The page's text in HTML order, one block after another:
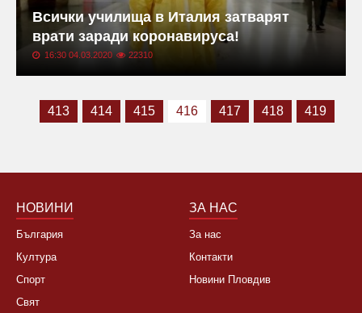
Всички училища в Италия затварят
врати заради коронавируса!
16:30 04.03.2020 22310
413 414 415 416 417 418 419
НОВИНИ
България
Култура
Спорт
Свят
ЗА НАС
За нас
Контакти
Новини Пловдив